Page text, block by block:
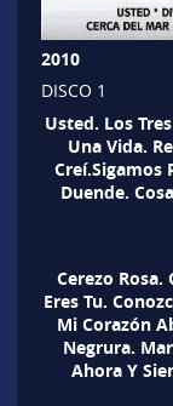
2010
DISCO 1
Usted. Los
Una Vida.
Creí.Sigamos
Duende.
Cerezo Rosa.
Eres Tu.
Mi Corazón
Negrura.
Ahora Y